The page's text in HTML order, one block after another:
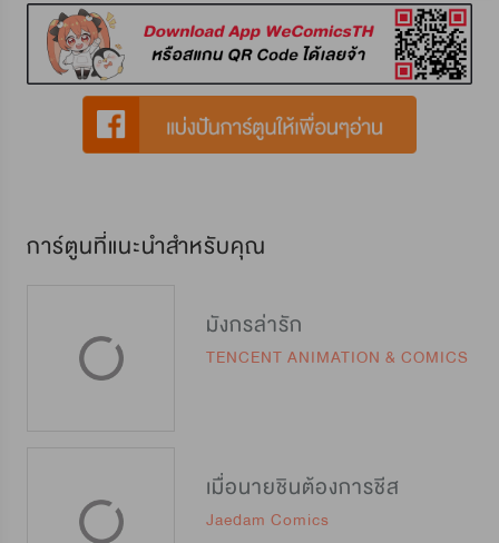
การ์ตูนที่แนะนำสำหรับคุณ
มังกรล่ารัก
TENCENT ANIMATION & COMICS
เมื่อนายชินต้องการชีส
Jaedam Comics